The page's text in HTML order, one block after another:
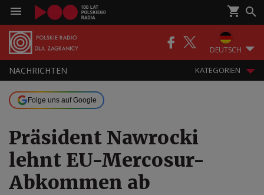
DEUTSCH
NACHRICHTEN KATEGORIEN
Folge uns auf Google
Präsident Nawrocki
lehnt EU-Mercosur-
Abkommen ab